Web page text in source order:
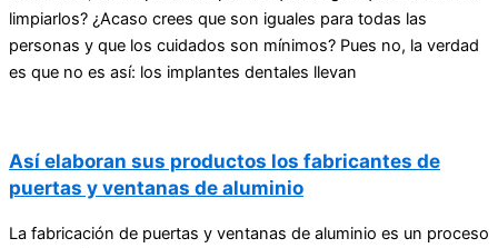
limpiarlos? ¿Acaso crees que son iguales para todas las
personas y que los cuidados son mínimos? Pues no, la verdad
es que no es así: los implantes dentales llevan
Así elaboran sus productos los fabricantes de
puertas y ventanas de aluminio
La fabricación de puertas y ventanas de aluminio es un proceso